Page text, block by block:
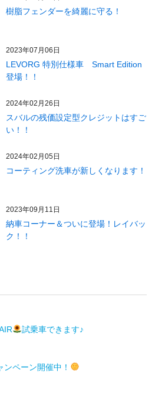
樹脂フェンダーを綺麗に守る！
2023年07月06日
LEVORG 特別仕様車 Smart Edition
登場！！
2024年02月26日
スバルの残価設定型クレジットはすご
い！！
2024年02月05日
コーティング洗車が新しくなります！
2023年09月11日
納車コーナー＆ついに登場！レイバッ
ク！！
試乗車できます♪
ペーン開催中！